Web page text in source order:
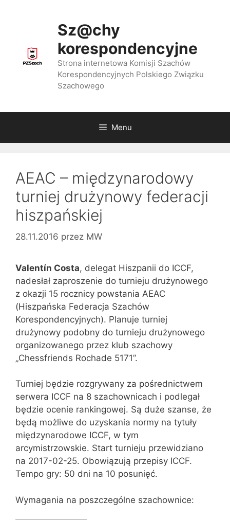
Sz@chy
korespondencyjne
Strona internetowa Komisji Szachów
Korespondencyjnych Polskiego Związku
Szachowego
Menu
AEAC – międzynarodowy
turniej drużynowy federacji
hiszpańskiej
28.11.2016 przez MW
Valentín Costa, delegat Hiszpanii do ICCF,
nadesłał zaproszenie do turnieju drużynowego
z okazji 15 rocznicy powstania AEAC
(Hiszpańska Federacja Szachów
Korespondencyjnych). Planuje turniej
drużynowy podobny do turnieju drużynowego
organizowanego przez klub szachowy
„Chessfriends Rochade 5171”.
Turniej będzie rozgrywany za pośrednictwem
serwera ICCF na 8 szachownicach i podlegał
będzie ocenie rankingowej. Są duże szanse, że
będą możliwe do uzyskania normy na tytuły
międzynarodowe ICCF, w tym
arcymistrzowskie. Start turnieju przewidziano
na 2017-02-25. Obowiązują przepisy ICCF.
Tempo gry: 50 dni na 10 posunięć.
Wymagania na poszczególne szachownice: